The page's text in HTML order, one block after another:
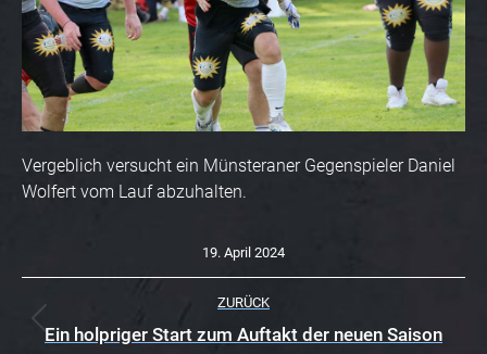
Vergeblich versucht ein Münsteraner Gegenspieler Daniel
Wolfert vom Lauf abzuhalten.
19. April 2024
K
O
ZURÜCK
Vorheriger
Ein holpriger Start zum Auftakt der neuen Saison